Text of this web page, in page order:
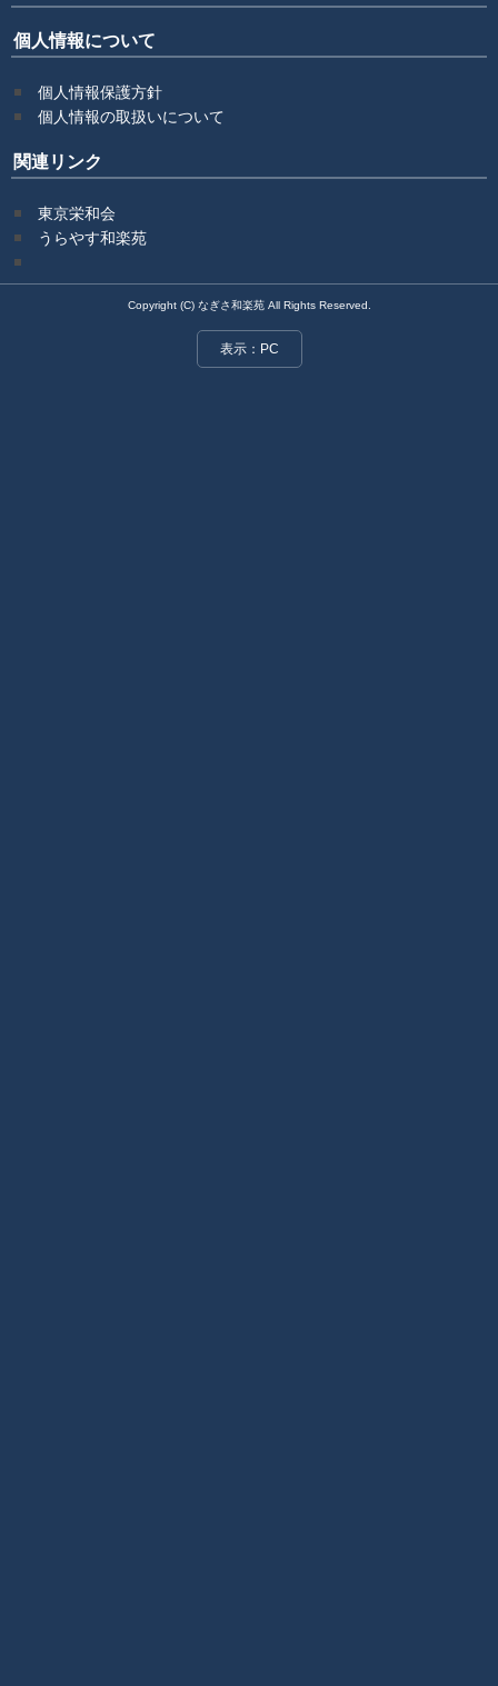
個人情報について
個人情報保護方針
個人情報の取扱いについて
関連リンク
東京栄和会
うらやす和楽苑
Copyright (C) なぎさ和楽苑 All Rights Reserved.
表示：PC